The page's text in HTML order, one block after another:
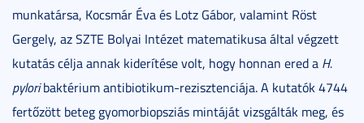
munkatársa, Kocsmár Éva és Lotz Gábor, valamint Röst
Gergely, az SZTE Bolyai Intézet matematikusa által végzett
kutatás célja annak kiderítése volt, hogy honnan ered a H.
pyloribaktérium antibiotikum-rezisztenciája. A kutatók 4744
fertőzött beteg gyomorbiopsziás mintáját vizsgálták meg, és